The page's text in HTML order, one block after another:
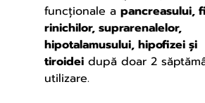
funcționale a pancreasului,
rinichilor, suprarenalelor,
hipotalamusului, hipofizei și
tiroidei după doar 2
utilizare.